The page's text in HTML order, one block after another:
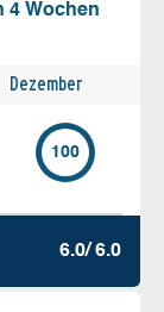
4 Wochen
Dezember
100
6.0/ 6.0